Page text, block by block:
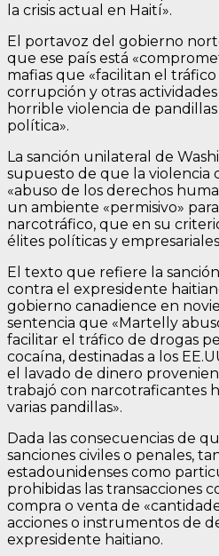
la crisis actual en Haití».
El portavoz del gobierno
que ese país está
mafias que «facilitan el tráfico
corrupción y otras
horrible violencia de
política».
La sanción unilateral de
supuesto de que la violencia
«abuso de los derechos
un ambiente «permisivo»
narcotráfico, que en su
élites políticas y
El texto que refiere la
contra el expresidente
gobierno canadience en
sentencia que «Martelly
facilitar el tráfico de drogas
cocaína, destinadas a los
el lavado de dinero
trabajó con narcotraficantes
varias pandillas».
Dada las consecuencias de
sanciones civiles o penales,
estadounidenses como
prohibidas las transacciones
compra o venta de
acciones o instrumentos de
expresidente haitiano.